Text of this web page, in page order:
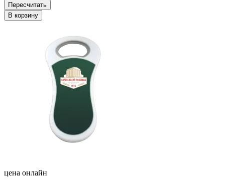
Пересчитать
В корзину
цена онлайн